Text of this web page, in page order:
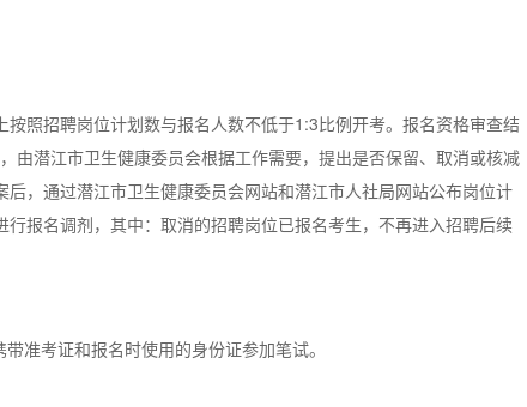
照招聘岗位计划数与报名人数不低于1:3比例开考。报名资格审查结
由潜江市卫生健康委员会根据工作需要，提出是否保留、取消或核减
，通过潜江市卫生健康委员会网站和潜江市人社局网站公布岗位计
报名调剂，其中：取消的招聘岗位已报名考生，不再进入招聘后续
准考证和报名时使用的身份证参加笔试。